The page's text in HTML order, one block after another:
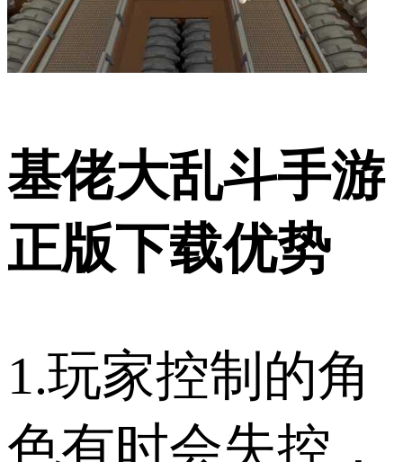
基佬大乱斗手游
正版下载优势
1.玩家控制的角
色有时会失控，